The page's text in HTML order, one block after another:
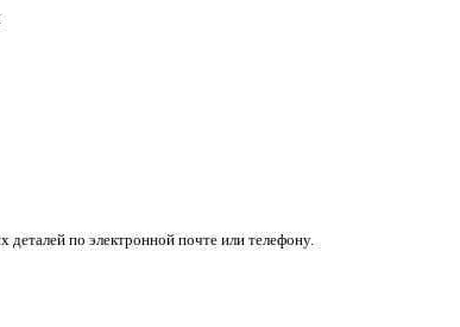
деталей по электронной почте или телефону.